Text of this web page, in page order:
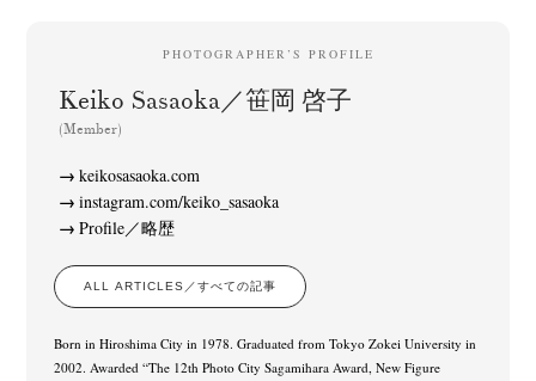
PHOTOGRAPHER’S PROFILE
Keiko Sasaoka／笹岡 啓子
(Member)
keikosasaoka.com
instagram.com/keiko_sasaoka
Profile／略歴
ALL ARTICLES／すべての記事
Born in Hiroshima City in 1978. Graduated from Tokyo Zokei University in
2002. Awarded “The 12th Photo City Sagamihara Award, New Figure